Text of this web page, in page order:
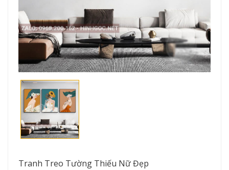
Tranh Treo Tường Thiếu Nữ Đẹp